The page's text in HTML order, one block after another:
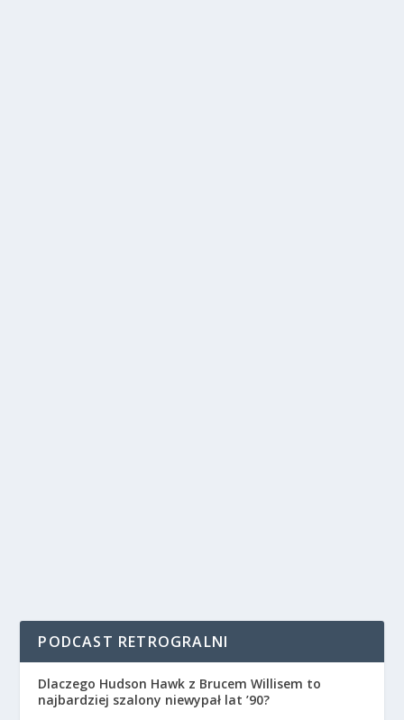
PODCAST RETROGRALNI
Dlaczego Hudson Hawk z Brucem Willisem to
najbardziej szalony niewypał lat ’90?